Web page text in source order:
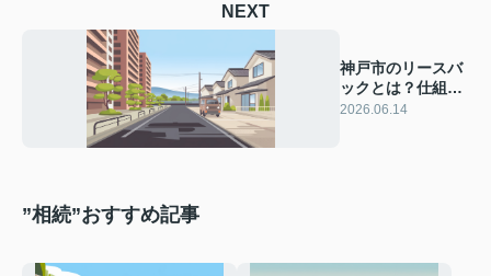
NEXT
神戸市のリースバ
ックとは？仕組み
とメリットデメリ
2026.06.14
”相続”おすすめ記事